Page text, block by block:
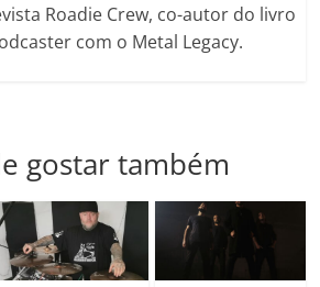
Roadie Crew, co-autor do livro
com o Metal Legacy.
gostar também